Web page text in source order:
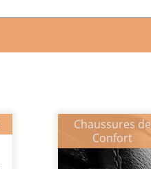
Chaussures de
Confort